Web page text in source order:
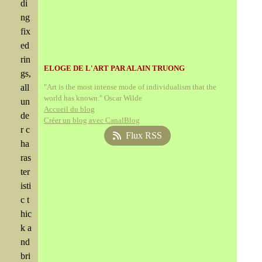
di
ng
fix
ed
rin
gs,
all
un
de
r c
ha
ras
ter
isti
c t
hic
k a
nd
bri
ELOGE DE L'ART PAR ALAIN TRUONG
"Art is the most intense mode of individualism that the
world has known." Oscar Wilde
Accueil du blog
Créer un blog avec CanalBlog
Flux RSS